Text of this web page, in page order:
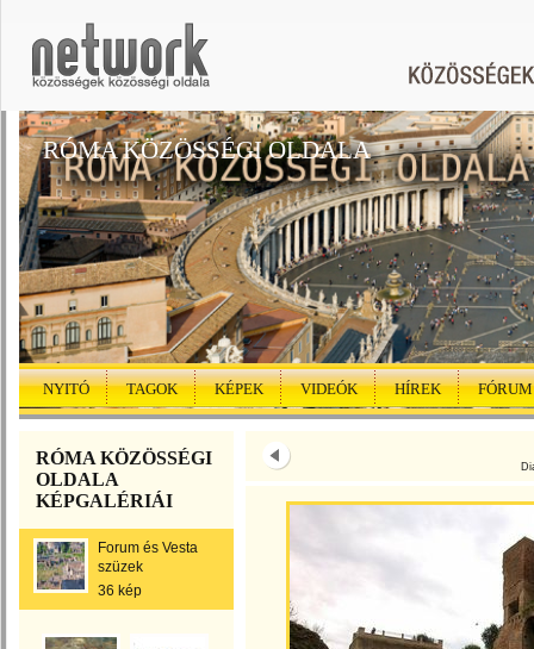
RÓMA KÖZÖSSÉGI OLDALA
NYITÓ TAGOK KÉPEK VIDEÓK HÍREK FÓRUM
RÓMA KÖZÖSSÉGI
OLDALA
KÉPGALÉRIÁI
Forum és Vesta
szüzek
36 kép